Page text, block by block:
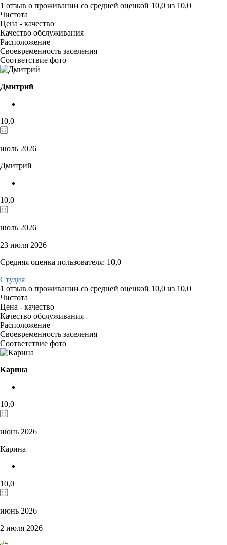
1 отзыв о проживании со средней оценкой 10,0 из 10,0
Чистота
Цена - качество
Качество обслуживания
Расположение
Своевременность заселения
Соответствие фото
Дмитрий
10,0
июль 2026
Дмитрий
10,0
июль 2026
23 июля 2026
Средняя оценка пользователя: 10,0
Студия
1 отзыв о проживании со средней оценкой 10,0 из 10,0
Чистота
Цена - качество
Качество обслуживания
Расположение
Своевременность заселения
Соответствие фото
Карина
10,0
июнь 2026
Карина
10,0
июнь 2026
2 июля 2026